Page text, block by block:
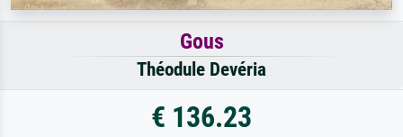
Gous
Théodule Devéria
€ 136.23